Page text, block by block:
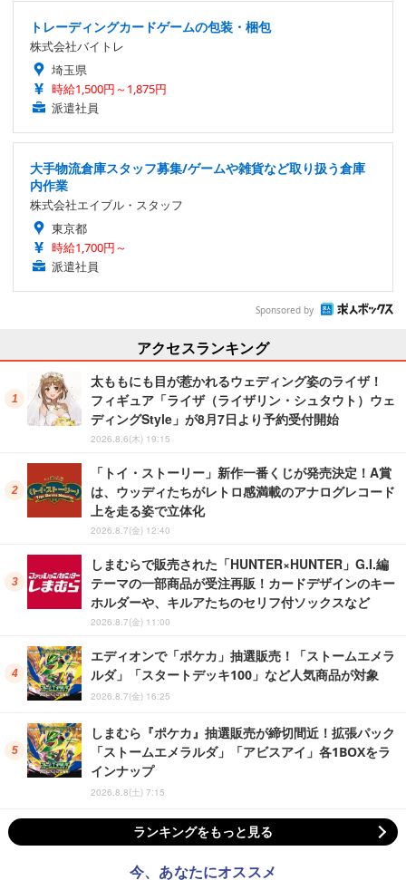
トレーディングカードゲームの包装・梱包
株式会社バイトレ
埼玉県
時給1,500円～1,875円
派遣社員
大手物流倉庫スタッフ募集/ゲームや雑貨など取り扱う倉庫
内作業
株式会社エイブル・スタッフ
東京都
時給1,700円～
派遣社員
Sponsored by
アクセスランキング
太ももにも目が惹かれるウェディング姿のライザ！
フィギュア「ライザ（ライザリン・シュタウト）ウェ
ディングStyle」が8月7日より予約受付開始
2026.8.6(木) 19:15
「トイ・ストーリー」新作一番くじが発売決定！A賞
は、ウッディたちがレトロ感満載のアナログレコード
上を走る姿で立体化
2026.8.7(金) 12:40
しまむらで販売された「HUNTER×HUNTER」G.I.編
テーマの一部商品が受注再販！カードデザインのキー
ホルダーや、キルアたちのセリフ付ソックスなど
2026.8.7(金) 11:00
エディオンで「ポケカ」抽選販売！「ストームエメラ
ルダ」「スタートデッキ100」など人気商品が対象
2026.8.7(金) 16:25
しまむら『ポケカ』抽選販売が締切間近！拡張パック
「ストームエメラルダ」「アビスアイ」各1BOXをラ
インナップ
2026.8.8(土) 7:15
ランキングをもっと見る
今、あなたにオススメ